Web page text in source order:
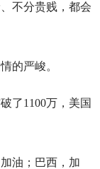
不分贵贱，都会
的严峻。
了1100万，美国
油；巴西，加